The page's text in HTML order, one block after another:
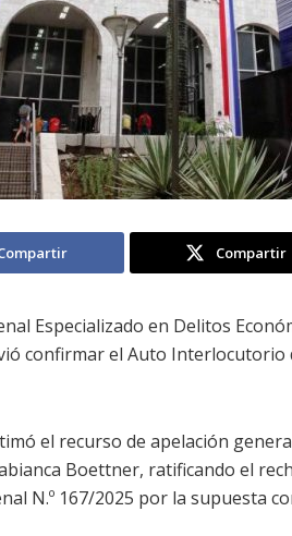
Compartir
Especializado en Delitos
confirmar el Auto Interlocutorio
el recurso de apelación
Boettner, ratificando el
N.º 167/2025 por la supuesta